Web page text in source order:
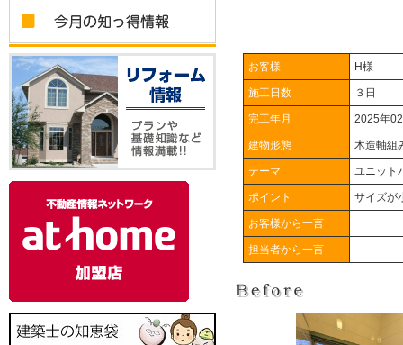
お客様 H様
施工日数 ３日
完工年月 2025年
建物形態 木造軸組
テーマ ユニット
ポイント サイズが
お客様から一言
担当者から一言